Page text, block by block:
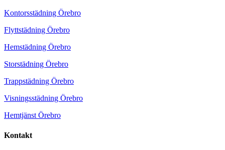
Kontorsstädning Örebro
Flyttstädning Örebro
Hemstädning Örebro
Storstädning Örebro
Trappstädning Örebro
Visningsstädning Örebro
Hemtjänst Örebro
Kontakt